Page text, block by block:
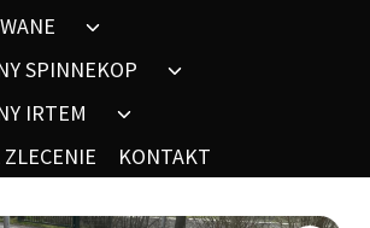
Rozwiń
menu
potomne
SPINNEKOP
Rozwiń
IRTEM
Rozwiń
menu
potomne
KONTAKT